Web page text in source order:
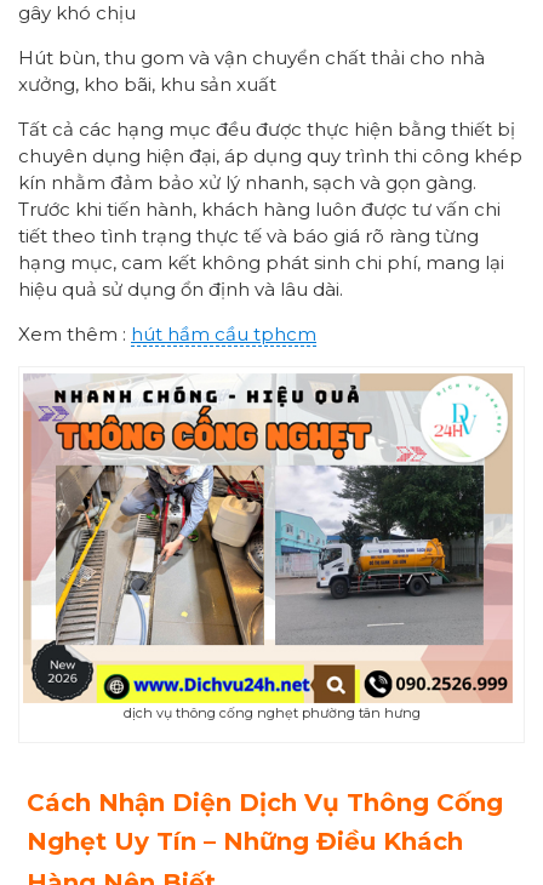
gây khó chịu
Hút bùn, thu gom và vận chuyển chất thải cho nhà
xưởng, kho bãi, khu sản xuất
Tất cả các hạng mục đều được thực hiện bằng thiết bị
chuyên dụng hiện đại, áp dụng quy trình thi công khép
kín nhằm đảm bảo xử lý nhanh, sạch và gọn gàng.
Trước khi tiến hành, khách hàng luôn được tư vấn chi
tiết theo tình trạng thực tế và báo giá rõ ràng từng
hạng mục, cam kết không phát sinh chi phí, mang lại
hiệu quả sử dụng ổn định và lâu dài.
Xem thêm : hút hầm cầu tphcm
dịch vụ thông cống nghẹt phường tân hưng
Cách Nhận Diện Dịch Vụ Thông Cống
Nghẹt Uy Tín – Những Điều Khách